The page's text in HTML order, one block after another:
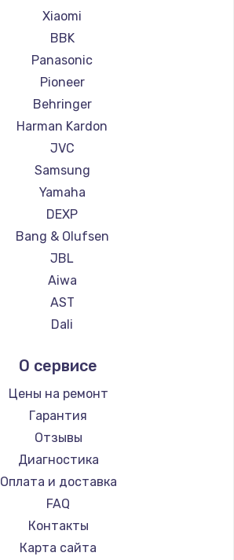
Xiaomi
BBK
Panasonic
Pioneer
Behringer
Harman Kardon
JVC
Samsung
Yamaha
DEXP
Bang & Olufsen
JBL
Aiwa
AST
Dali
Supra
О сервисе
Цены на ремонт
Гарантия
Отзывы
Диагностика
Оплата и доставка
FAQ
Контакты
Карта сайта